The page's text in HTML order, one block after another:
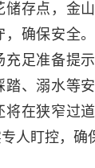
储存点，金
，确保安全
充足准备提
踏、溺水等
将在狭窄过
人盯控，确